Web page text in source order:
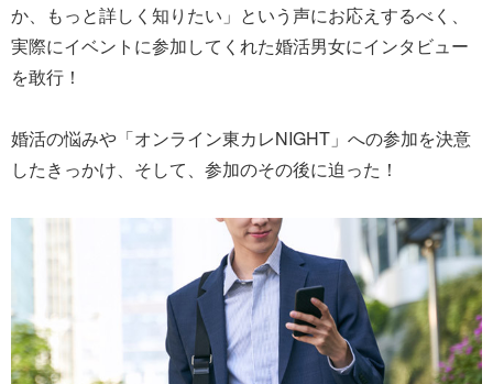
か、もっと詳しく知りたい」という声にお応えするべく、
実際にイベントに参加してくれた婚活男女にインタビュー
を敢行！
婚活の悩みや「オンライン東カレNIGHT」への参加を決意
したきっかけ、そして、参加のその後に迫った！